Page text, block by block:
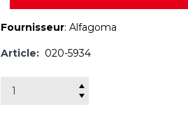
Fournisseur:Alfagoma
Article: 020-5934